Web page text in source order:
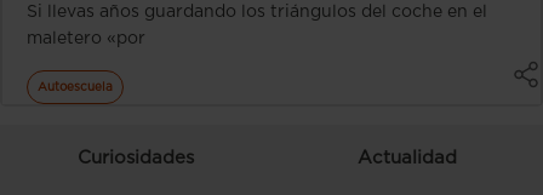
Si llevas años guardando los triángulos del coche en el
maletero «por
Autoescuela
Curiosidades Actualidad